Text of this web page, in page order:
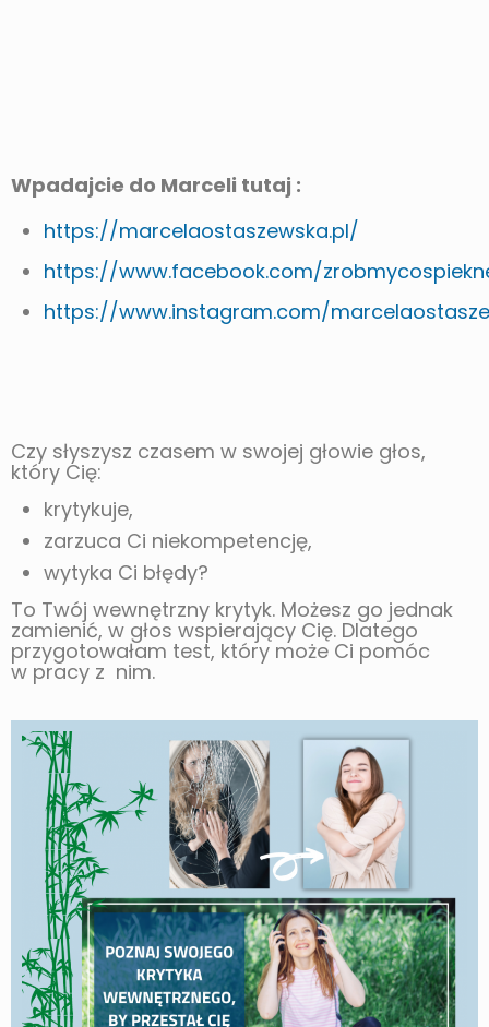
Wpadajcie do Marceli tutaj :
https://marcelaostaszewska.pl/
https://www.facebook.com/
https://www.instagram.com/
Czy słyszysz czasem w swojej głowie głos,
który Cię:
krytykuje,
zarzuca Ci niekompetencję,
wytyka Ci błędy?
To Twój wewnętrzny krytyk. Możesz go jednak
zamienić, w głos wspierający Cię. Dlatego
przygotowałam test, który może Ci pomóc
w pracy z nim.